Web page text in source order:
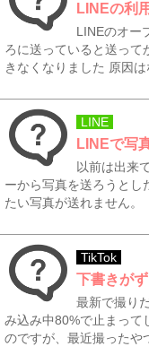
LINEの利
LINEのオー
ろに送っていると送って
きなくなりました 原因は
LINE
LINEで写
以前は出来
ーから写真を送ろうとし
たい写真が送れません。
TikTok
下書きが
最新で撮り
み込み中80%で止まって
のですが、最近撮ったや